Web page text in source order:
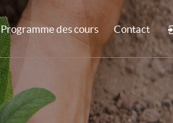
Programme des cours Contact